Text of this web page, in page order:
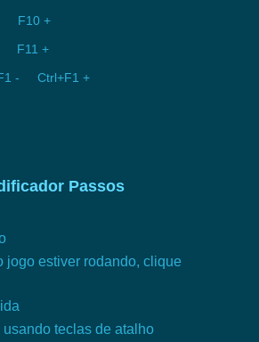
- F10 +
- F11 +
- Ctrl+F1 +
Passos
jogo estiver rodando, clique
teclas de atalho